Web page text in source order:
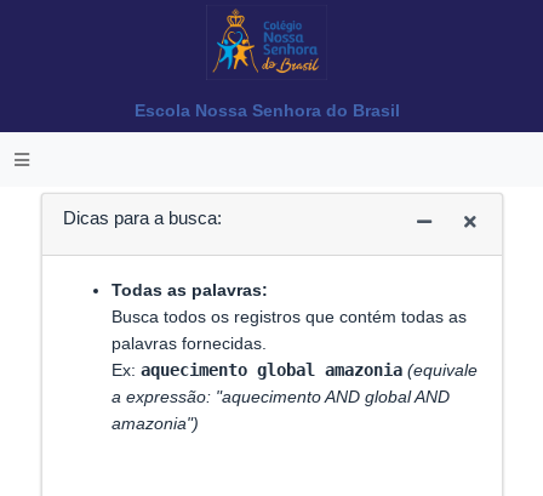
Escola Nossa Senhora do Brasil
Dicas para a busca:
Todas as palavras:
Busca todos os registros que contém todas as
palavras fornecidas.
Ex: aquecimento global amazonia (equivale
a expressão: "aquecimento AND global AND
amazonia")